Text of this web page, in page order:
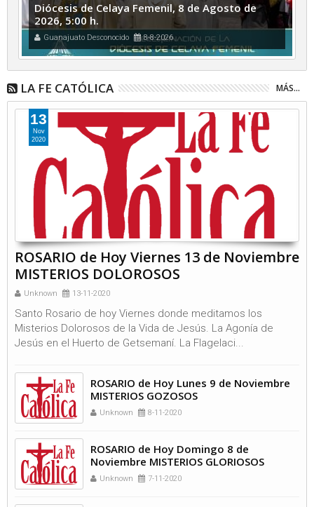
Diócesis de Celaya Femenil, 8 de Agosto de
2026, 5:00 h.
Guanajuato Desconocido 8-8-2026
LA FE CATÓLICA MÁS...
13
Nov
2020
ROSARIO de Hoy Viernes 13 de Noviembre
MISTERIOS DOLOROSOS
Unknown 13-11-2020
Santo Rosario de hoy Viernes donde meditamos los
Misterios Dolorosos de la Vida de Jesús. La Agonía de
Jesús en el Huerto de Getsemaní. La Flagelaci...
ROSARIO de Hoy Lunes 9 de Noviembre
MISTERIOS GOZOSOS
Unknown 8-11-2020
ROSARIO de Hoy Domingo 8 de
Noviembre MISTERIOS GLORIOSOS
Unknown 7-11-2020